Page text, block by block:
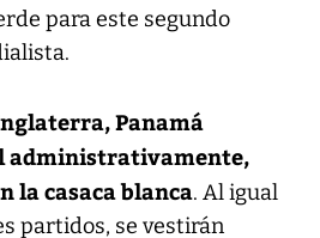
para este segundo
Panamá
administrativamente,
la casaca blanca. Al igual
partidos, se vestirán